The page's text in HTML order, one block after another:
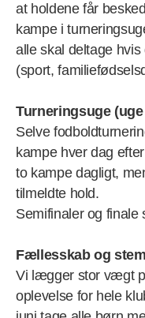
at holdene får
kampe i
alle skal deltage
(sport,
Turneringsuge (uge
Selve
kampe hver dag
to kampe dagligt,
tilmeldte hold.
Semifinaler og finale
Fællesskab og
Vi lægger stor vægt
oplevelse for hele